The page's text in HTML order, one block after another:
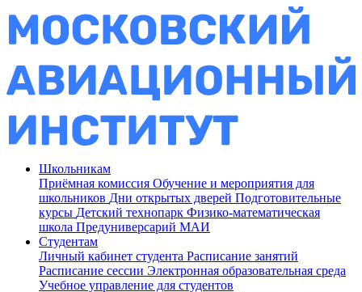
Школьникам
Приёмная комиссия Обучение и мероприятия для
школьников Дни открытых дверей Подготовительные
курсы Детский технопарк Физико-математическая
школа Предуниверсарий МАИ
Студентам
Личный кабинет студента Расписание занятий
Расписание сессии Электронная образовательная среда
Учебное управление для студентов